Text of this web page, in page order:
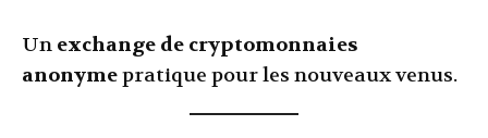
Un exchange de cryptomonnaies
anonymepratique pour les nouveaux venus.